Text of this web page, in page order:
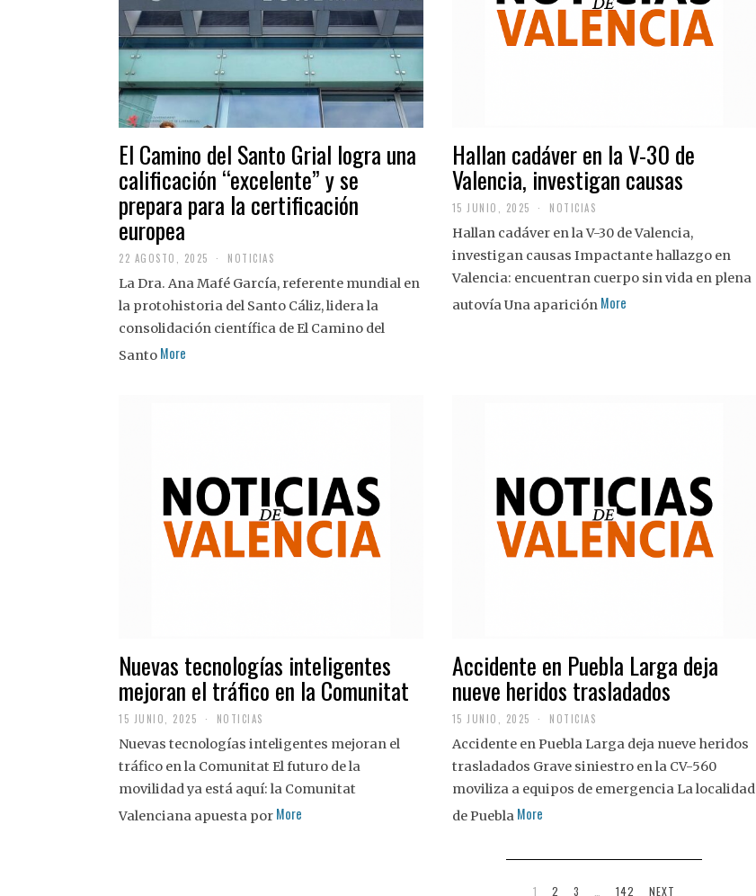
El Camino del Santo Grial logra una
calificación “excelente” y se
prepara para la certificación
europea
22 AGOSTO, 2025
A
G
O
S
NOTICIAS
La Dra. Ana Mafé García, referente mundial en
la protohistoria del Santo Cáliz, lidera la
consolidación científica de El Camino del
Santo More
Hallan cadáver en la V-30 de
Valencia, investigan causas
15 JUNIO, 2025 NOTICIAS
Hallan cadáver en la V-30 de Valencia,
investigan causas Impactante hallazgo en
Valencia: encuentran cuerpo sin vida en plena
autovía Una aparición More
Nuevas tecnologías inteligentes
mejoran el tráfico en la Comunitat
15 JUNIO, 2025 NOTICIAS
Nuevas tecnologías inteligentes mejoran el
tráfico en la Comunitat El futuro de la
movilidad ya está aquí: la Comunitat
Valenciana apuesta por More
Accidente en Puebla Larga deja
nueve heridos trasladados
15 JUNIO, 2025 NOTICIAS
Accidente en Puebla Larga deja nueve heridos
trasladados Grave siniestro en la CV-560
moviliza a equipos de emergencia La localidad
de Puebla More
1 2 3 … 142 NEXT